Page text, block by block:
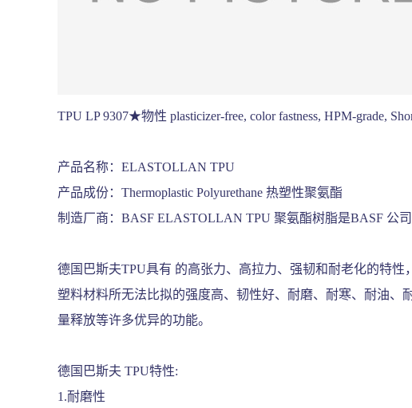
TPU LP 9307★物性 plasticizer-free, color fastness, HPM-grade,
产品名称：ELASTOLLAN TPU
产品成份：Thermoplastic Polyurethane 热塑性聚氨酯
制造厂商：BASF ELASTOLLAN TPU 聚氨酯树脂是BASF 公
德国巴斯夫TPU具有 的高张力、高拉力、强韧和耐老化的特
塑料材料所无法比拟的强度高、韧性好、耐磨、耐寒、耐油
量释放等许多优异的功能。
德国巴斯夫 TPU特性:
1.耐磨性